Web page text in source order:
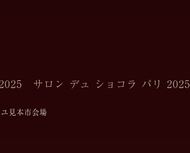
サロン デュ ショコラ パリ 2025
見本市会場